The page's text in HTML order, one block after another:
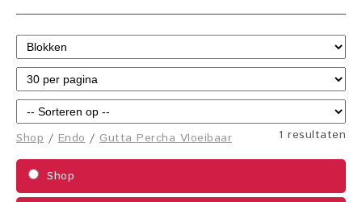
1 resultaten
Shop /Endo/ Gutta Percha Vloeibaar
Shop